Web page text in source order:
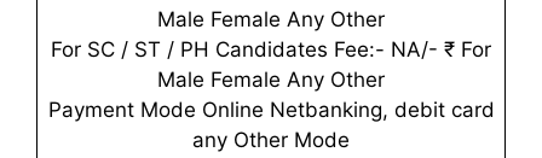
Male Female Any Other
For SC / ST / PH Candidates Fee:- NA/- ₹ For
Male Female Any Other
Payment Mode Online Netbanking, debit card
any Other Mode